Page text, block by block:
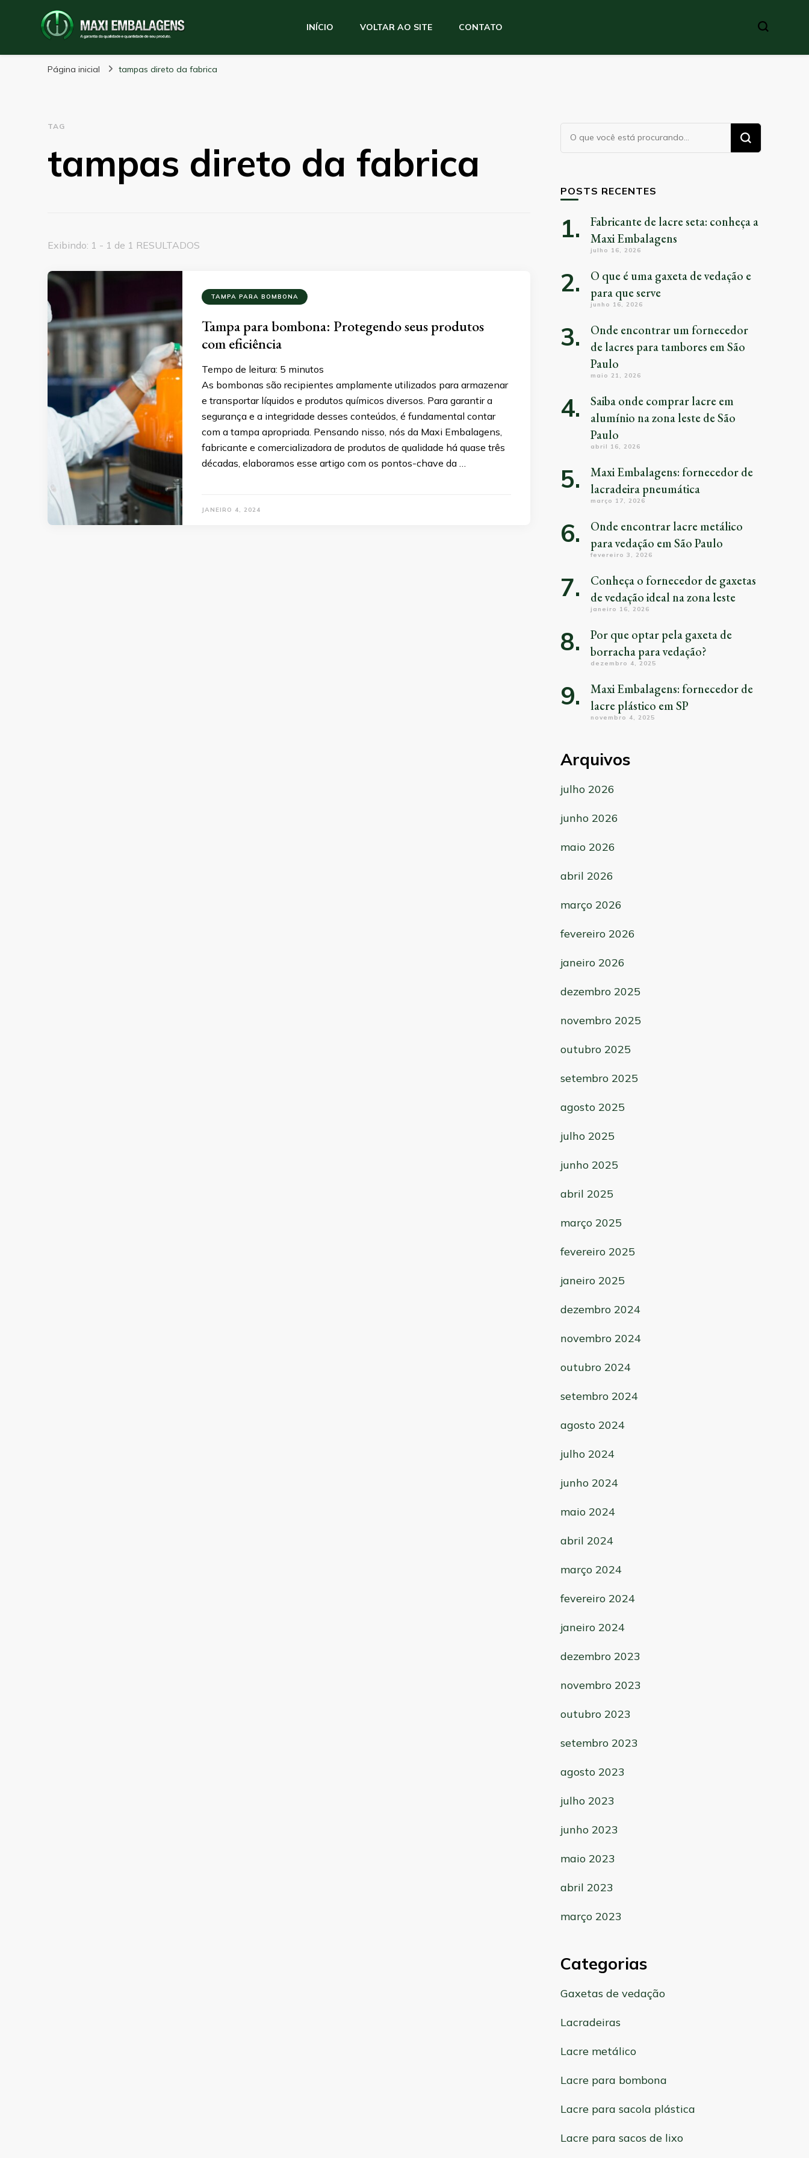
Maxi Embalagens
Blog Maxi Embalagens
INÍCIO VOLTAR AO SITE CONTATO
Página inicial tampas direto da fabrica
TAG
tampas direto da fabrica
Exibindo: 1 - 1 de 1 RESULTADOS
TAMPA PARA BOMBONA
Tampa para bombona: Protegendo seus produtos
com eficiência
Tempo de leitura: 5 minutos
As bombonas são recipientes amplamente utilizados para armazenar
e transportar líquidos e produtos químicos diversos. Para garantir a
segurança e a integridade desses conteúdos, é fundamental contar
com a tampa apropriada. Pensando nisso, nós da Maxi Embalagens,
fabricante e comercializadora de produtos de qualidade há quase três
décadas, elaboramos esse artigo com os pontos-chave da …
JANEIRO 4, 2024
Procurando
algo?
POSTS RECENTES
Fabricante de lacre seta: conheça a
Maxi Embalagens
julho 16, 2026
O que é uma gaxeta de vedação e
para que serve
junho 16, 2026
Onde encontrar um fornecedor
de lacres para tambores em São
Paulo
maio 21, 2026
Saiba onde comprar lacre em
alumínio na zona leste de São
Paulo
abril 16, 2026
Maxi Embalagens: fornecedor de
lacradeira pneumática
março 17, 2026
Onde encontrar lacre metálico
para vedação em São Paulo
fevereiro 3, 2026
Conheça o fornecedor de gaxetas
de vedação ideal na zona leste
janeiro 16, 2026
Por que optar pela gaxeta de
borracha para vedação?
dezembro 4, 2025
Maxi Embalagens: fornecedor de
lacre plástico em SP
novembro 4, 2025
Arquivos
julho 2026
junho 2026
maio 2026
abril 2026
março 2026
fevereiro 2026
janeiro 2026
dezembro 2025
novembro 2025
outubro 2025
setembro 2025
agosto 2025
julho 2025
junho 2025
abril 2025
março 2025
fevereiro 2025
janeiro 2025
dezembro 2024
novembro 2024
outubro 2024
setembro 2024
agosto 2024
julho 2024
junho 2024
maio 2024
abril 2024
março 2024
fevereiro 2024
janeiro 2024
dezembro 2023
novembro 2023
outubro 2023
setembro 2023
agosto 2023
julho 2023
junho 2023
maio 2023
abril 2023
março 2023
Categorias
Gaxetas de vedação
Lacradeiras
Lacre metálico
Lacre para bombona
Lacre para sacola plástica
Lacre para sacos de lixo